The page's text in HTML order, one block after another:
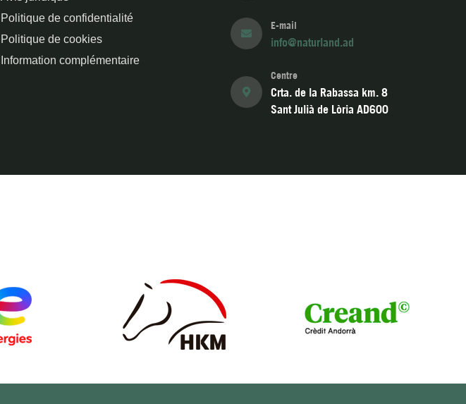
Politique de confidentialité
Politique de cookies
Information complémentaire
E-mail
info@naturland.ad
Centre
Crta. de la Rabassa km. 8
Sant Julià de Lòria AD600